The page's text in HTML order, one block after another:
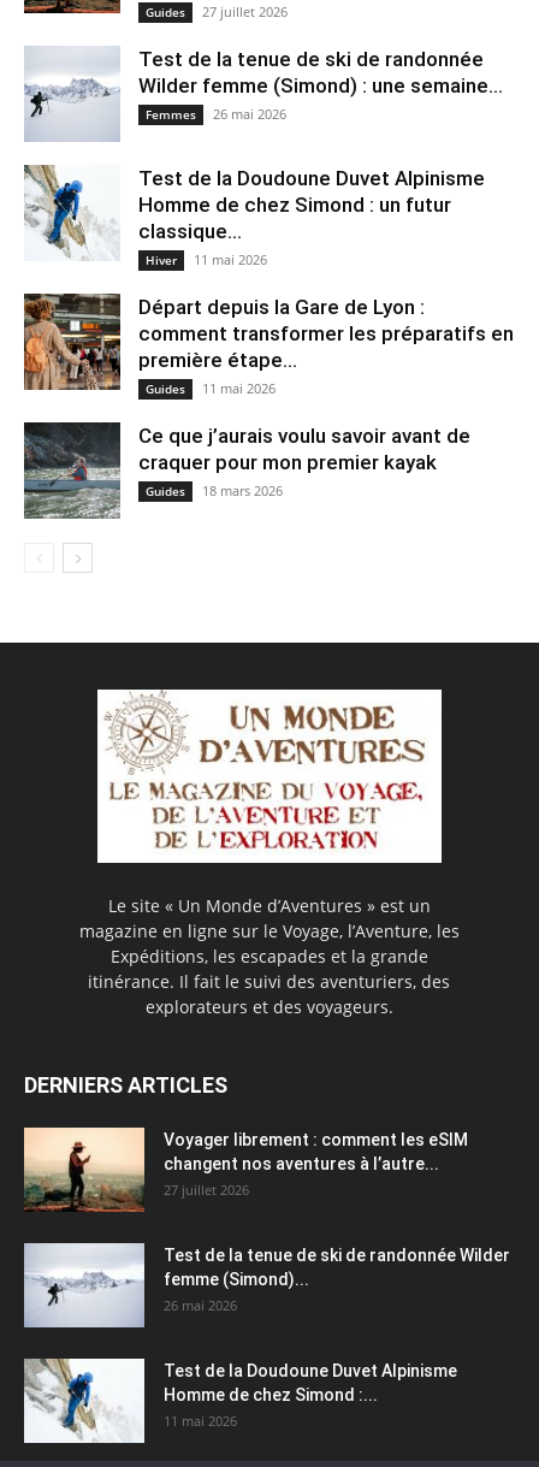
Guides 27 juillet 2026
Test de la tenue de ski de randonnée
Wilder femme (Simond) : une semaine...
Femmes 26 mai 2026
Test de la Doudoune Duvet Alpinisme
Homme de chez Simond : un futur
classique...
Hiver 11 mai 2026
Départ depuis la Gare de Lyon :
comment transformer les préparatifs en
pre⁠mière étape...
Guides 11 mai 2026
Ce que j’aurais voulu savoir avant de
craquer pour mon premier kayak
Guides 18 mars 2026
Le site « Un Monde d’Aventures » est un
magazine en ligne sur le Voyage, l’Aventure, les
Expéditions, les escapades et la grande
itinérance. Il fait le suivi des aventuriers, des
explorateurs et des voyageurs.
DERNIERS ARTICLES
Voyager librement : comment les eSIM
changent nos aventures à l’autre...
27 juillet 2026
Test de la tenue de ski de randonnée Wilder
femme (Simond)...
26 mai 2026
Test de la Doudoune Duvet Alpinisme
Homme de chez Simond :...
11 mai 2026